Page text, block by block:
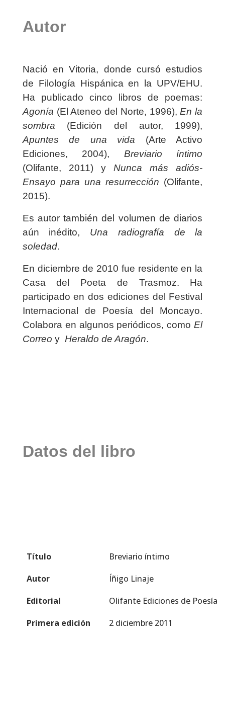
Autor
Nació en Vitoria, donde cursó estudios
de Filología Hispánica en la UPV/EHU.
Ha publicado cinco libros de poemas:
Agonía (El Ateneo del Norte, 1996),En la
sombra (Edición del autor, 1999),
Apuntes de una vida (Arte Activo
Ediciones, 2004), Breviario íntimo
(Olifante, 2011) yNunca más adiós-
Ensayo para una resurrección (Olifante,
2015).
Es autor también del volumen de diarios
aún inédito, Una radiografía de la
soledad.
En diciembre de 2010 fue residente en la
Casa del Poeta de Trasmoz. Ha
participado en dos ediciones del Festival
Internacional de Poesía del Moncayo.
Colabora en algunos periódicos, comoEl
Correo y Heraldo de Aragón.
Datos del libro
Título
Breviario íntimo
Autor
Íñigo Linaje
Editorial
Olifante Ediciones de Poesía
Primera edición
2 diciembre 2011